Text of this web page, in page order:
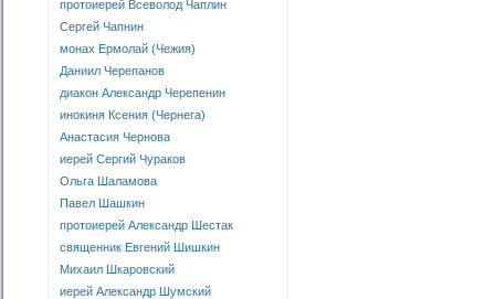
протоиерей Всеволод Чаплин
Сергей Чапнин
монах Ермолай (Чежия)
Даниил Черепанов
диакон Александр Черепенин
инокиня Ксения (Чернега)
Анастасия Чернова
иерей Сергий Чураков
Ольга Шаламова
Павел Шашкин
протоиерей Александр Шестак
священник Евгений Шишкин
Михаил Шкаровский
иерей Александр Шумский